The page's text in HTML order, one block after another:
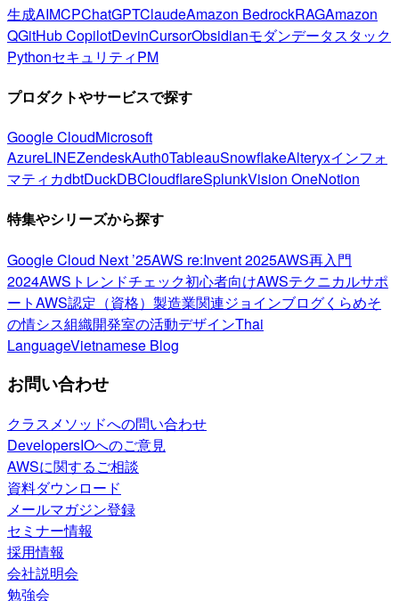
生成AIMCPChatGPTClaudeAmazon BedrockRAGAmazon
QGitHub CopilotDevinCursorObsidianモダンデータスタック
PythonセキュリティPM
プロダクトやサービスで探す
Google CloudMicrosoft
AzureLINEZendeskAuth0TableauSnowflakeAlteryxインフォ
マティカdbtDuckDBCloudflareSplunkVision OneNotion
特集やシリーズから探す
Google Cloud Next ’25AWS re:Invent 2025AWS再入門
2024AWSトレンドチェック初心者向けAWSテクニカルサポ
ートAWS認定（資格） 製造業関連ジョインブログくらめそ
の情シス組織開発室の活動デザインThai
LanguageVietnamese Blog
お問い合わせ
クラスメソッドへの問い合わせ
DevelopersIOへのご意見
AWSに関するご相談
資料ダウンロード
メールマガジン登録
セミナー情報
採用情報
会社説明会
勉強会